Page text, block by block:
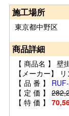
施工場所
東京都中野区
商品詳細
【 商品名 】
【メーカー】
【 品 番 】
【 定 価 】
【 特 価 】